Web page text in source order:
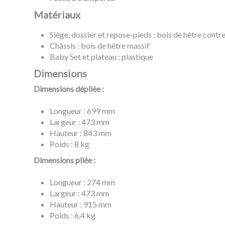
Matériaux
Siège, dossier et repose-pieds : bois de hêtre
Châssis : bois de hêtre massif
Baby Set et plateau : plastique
Dimensions
Dimensions dépliée :
Longueur : 699 mm
Largeur : 473 mm
Hauteur : 843 mm
Poids : 8 kg
Dimensions pliée :
Longueur : 274 mm
Largeur : 473 mm
Hauteur : 915 mm
Poids : 6,4 kg